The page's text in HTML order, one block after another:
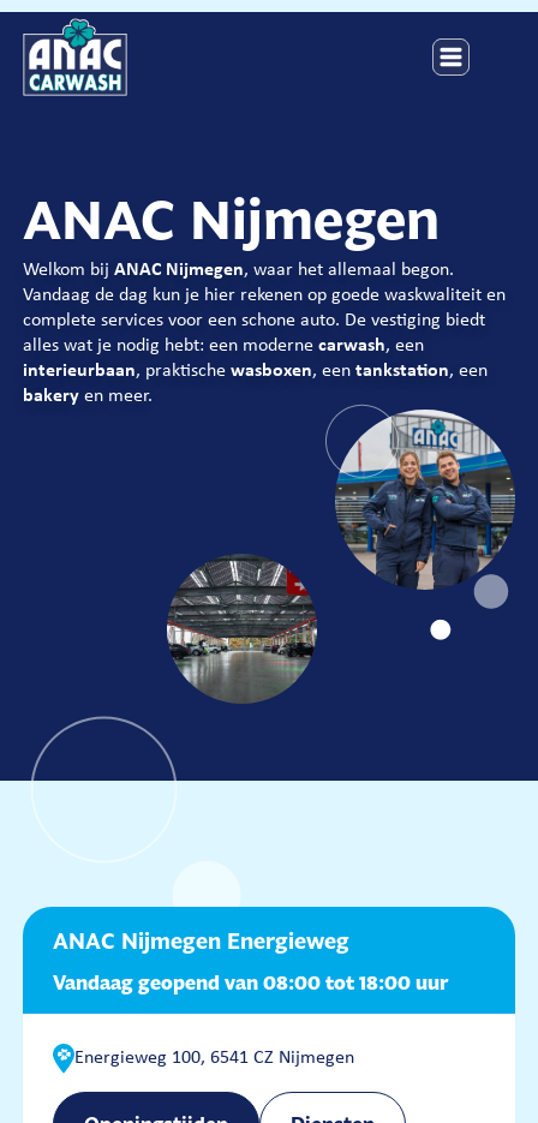
ANAC Nijmegen
Welkom bij ANAC Nijmegen, waar het allemaal begon.
Vandaag de dag kun je hier rekenen op goede waskwaliteit en
complete services voor een schone auto. De vestiging biedt
alles wat je nodig hebt: een moderne carwash, een
interieurbaan, praktische wasboxen, een tankstation, een
bakery en meer.
ANAC Nijmegen Energieweg
Vandaag geopend van 08:00 tot 18:00 uur
Energieweg 100, 6541 CZ Nijmegen